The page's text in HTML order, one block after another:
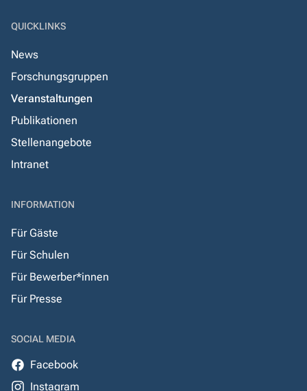
QUICKLINKS
News
Forschungsgruppen
Veranstaltungen
Publikationen
Stellenangebote
Intranet
INFORMATION
Für Gäste
Für Schulen
Für Bewerber*innen
Für Presse
SOCIAL MEDIA
Facebook
Instagram